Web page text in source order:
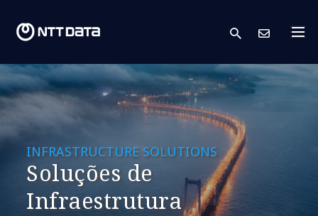
search
INFRASTRUCTURE SOLUTIONS
Soluções de
Infraestrutura